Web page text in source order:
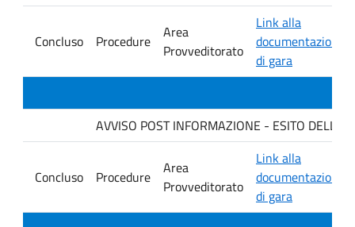
Concluso Procedure
Area
Provveditorato
Link alla
documentazione
di gara
AVVISO POST INFORMAZIONE - ESITO
Concluso Procedure
Area
Provveditorato
Link alla
documentazione
di gara